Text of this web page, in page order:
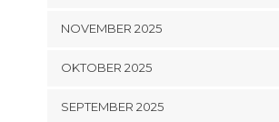
NOVEMBER 2025
OKTOBER 2025
SEPTEMBER 2025